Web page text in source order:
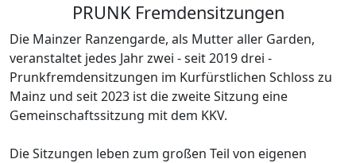
PRUNK Fremdensitzungen
Die Mainzer Ranzengarde, als Mutter aller Garden,
veranstaltet jedes Jahr zwei - seit 2019 drei -
Prunkfremdensitzungen im Kurfürstlichen Schloss zu
Mainz und seit 2023 ist die zweite Sitzung eine
Gemeinschaftssitzung mit dem KKV.
Die Sitzungen leben zum großen Teil von eigenen